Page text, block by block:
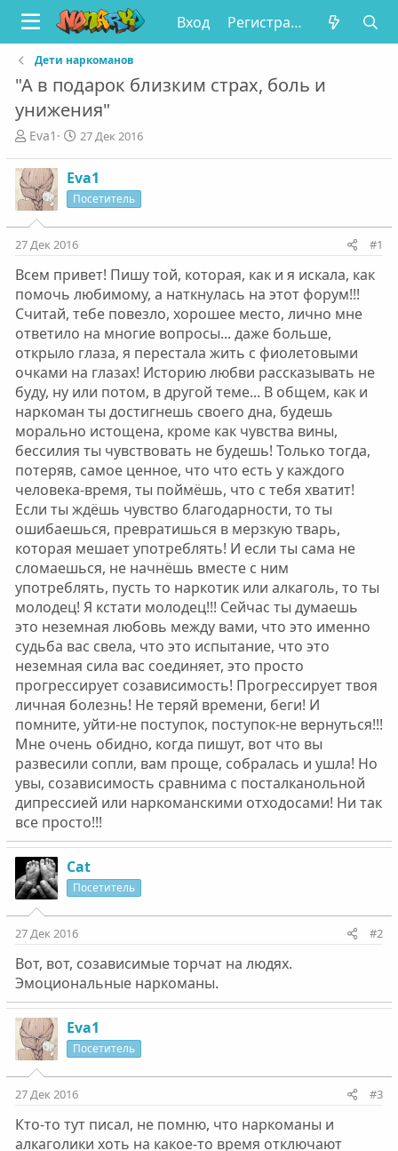
Вход Регистрация
Дети наркоманов
"А в подарок близким страх, боль и
унижения"
А
т
о
р
т
м
ы
Eva1
Д
а
н
л
27 Дек 2016
Eva1
Посетитель
27 Дек 2016 #1
Всем привет! Пишу той, которая, как и я искала, как
помочь любимому, а наткнулась на этот форум!!!
Считай, тебе повезло, хорошее место, лично мне
ответило на многие вопросы... даже больше,
открыло глаза, я перестала жить с фиолетовыми
очками на глазах! Историю любви рассказывать не
буду, ну или потом, в другой теме... В общем, как и
наркоман ты достигнешь своего дна, будешь
морально истощена, кроме как чувства вины,
бессилия ты чувствовать не будешь! Только тогда,
потеряв, самое ценное, что что есть у каждого
человека-время, ты поймёшь, что с тебя хватит!
Если ты ждёшь чувство благодарности, то ты
ошибаешься, превратишься в мерзкую тварь,
которая мешает употреблять! И если ты сама не
сломаешься, не начнёшь вместе с ним
употреблять, пусть то наркотик или алкаголь, то ты
молодец! Я кстати молодец!!! Сейчас ты думаешь
это неземная любовь между вами, что это именно
судьба вас свела, что это испытание, что это
неземная сила вас соединяет, это просто
прогрессирует созависимость! Прогрессирует твоя
личная болезнь! Не теряй времени, беги! И
помните, уйти-не поступок, поступок-не вернуться!!!
Мне очень обидно, когда пишут, вот что вы
развесили сопли, вам проще, собралась и ушла! Но
увы, созависимость сравнима с посталканольной
дипрессией или наркоманскими отходосами! Ни так
все просто!!!
Cat
Посетитель
27 Дек 2016 #2
Вот, вот, созависимые торчат на людях.
Эмоциональные наркоманы.
Eva1
Посетитель
27 Дек 2016 #3
Кто-то тут писал, не помню, что наркоманы и
алкаголики хоть на какое-то время отключают